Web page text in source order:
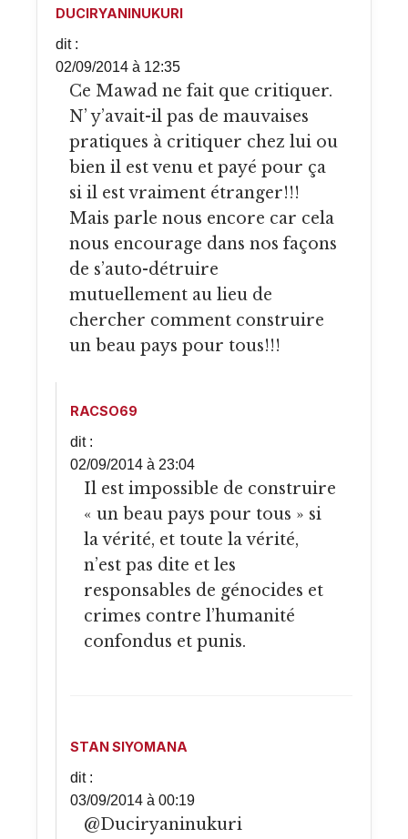
DUCIRYANINUKURI
dit :
02/09/2014 à 12:35
Ce Mawad ne fait que critiquer.
N’ y’avait-il pas de mauvaises
pratiques à critiquer chez lui ou
bien il est venu et payé pour ça
si il est vraiment étranger!!!
Mais parle nous encore car cela
nous encourage dans nos façons
de s’auto-détruire
mutuellement au lieu de
chercher comment construire
un beau pays pour tous!!!
RACSO69
dit :
02/09/2014 à 23:04
Il est impossible de construire
« un beau pays pour tous » si
la vérité, et toute la vérité,
n’est pas dite et les
responsables de génocides et
crimes contre l’humanité
confondus et punis.
STAN SIYOMANA
dit :
03/09/2014 à 00:19
@Duciryaninukuri